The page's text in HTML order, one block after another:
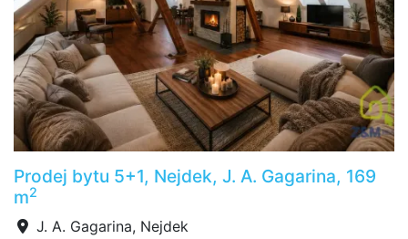
Prodej bytu 5+1, Nejdek, J. A. Gagarina, 169
m2
J. A. Gagarina, Nejdek